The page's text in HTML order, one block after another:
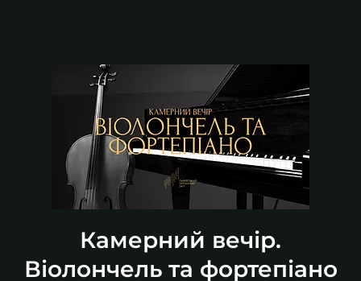
Камерний вечір.
Віолончель та фортепіано